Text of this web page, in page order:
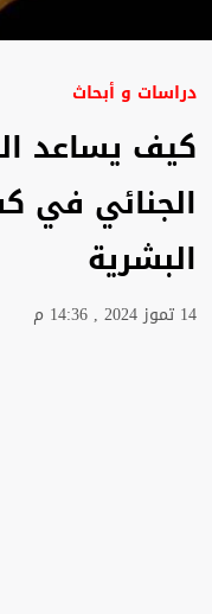
دراسات و أبحاث
كيف يساعد
الجنائي في
البشرية
14 تموز 2024 , 14:36 م